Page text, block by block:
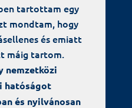
tartottam egy
mondtam, hogy
és emiatt
máig tartom.
nemzetközi
hatóságot
és nyilvánosan